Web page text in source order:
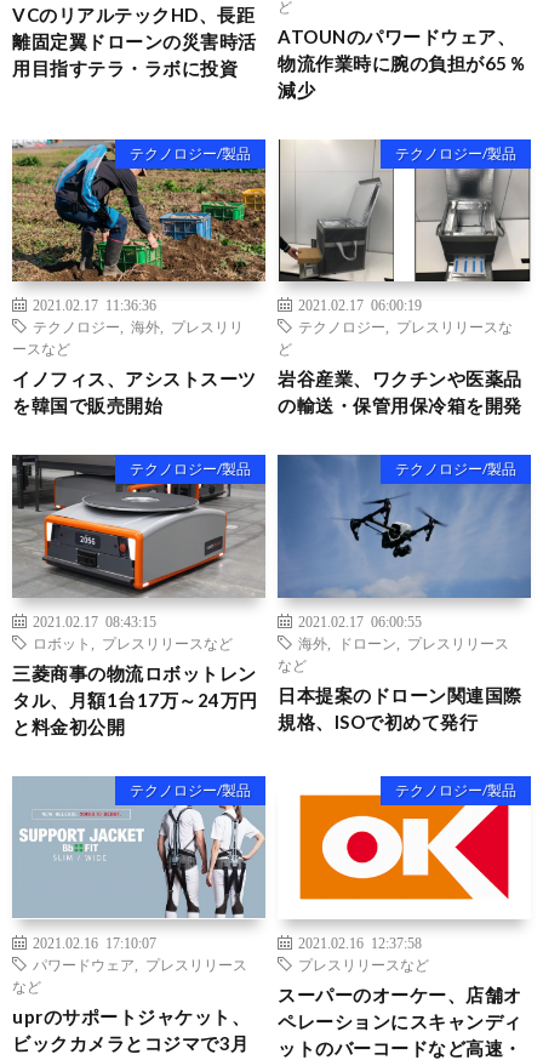
VCのリアルテックHD、長距
離固定翼ドローンの災害時活
用目指すテラ・ラボに投資
ど
ATOUNのパワードウェア、
物流作業時に腕の負担が65％
減少
テクノロジー/製品
2021.02.17 11:36:36
テクノロジー
海外
プレスリリ
ースなど
イノフィス、アシストスーツ
を韓国で販売開始
テクノロジー/製品
2021.02.17 06:00:19
テクノロジー
プレスリリースな
ど
岩谷産業、ワクチンや医薬品
の輸送・保管用保冷箱を開発
テクノロジー/製品
2021.02.17 08:43:15
ロボット
プレスリリースなど
三菱商事の物流ロボットレン
タル、月額1台17万～24万円
と料金初公開
テクノロジー/製品
2021.02.17 06:00:55
海外
ドローン
プレスリリース
など
日本提案のドローン関連国際
規格、ISOで初めて発行
テクノロジー/製品
2021.02.16 17:10:07
パワードウェア
プレスリリース
など
uprのサポートジャケット、
ビックカメラとコジマで3月
テクノロジー/製品
2021.02.16 12:37:58
プレスリリースなど
スーパーのオーケー、店舗オ
ペレーションにスキャンディ
ットのバーコードなど高速・